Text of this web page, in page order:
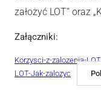
założyć LOT” oraz
Załączniki:
Korzysci-z-zalozenia-LOT
LOT-Jak-zalozyc